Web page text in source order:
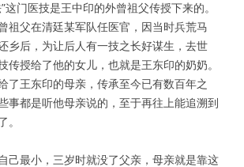
这门医技是王中印的外曾祖父传授下来的。
祖父在清廷某军队任医官，因当时兵荒马
乡后，为让后人有一技之长好谋生，去世
传授给了他的女儿，也就是王东印的奶奶。
了王东印的母亲，传承至今已有数百年之
事都是听他母亲说的，至于再往上能追溯到
己最小，三岁时就没了父亲，母亲就是靠这